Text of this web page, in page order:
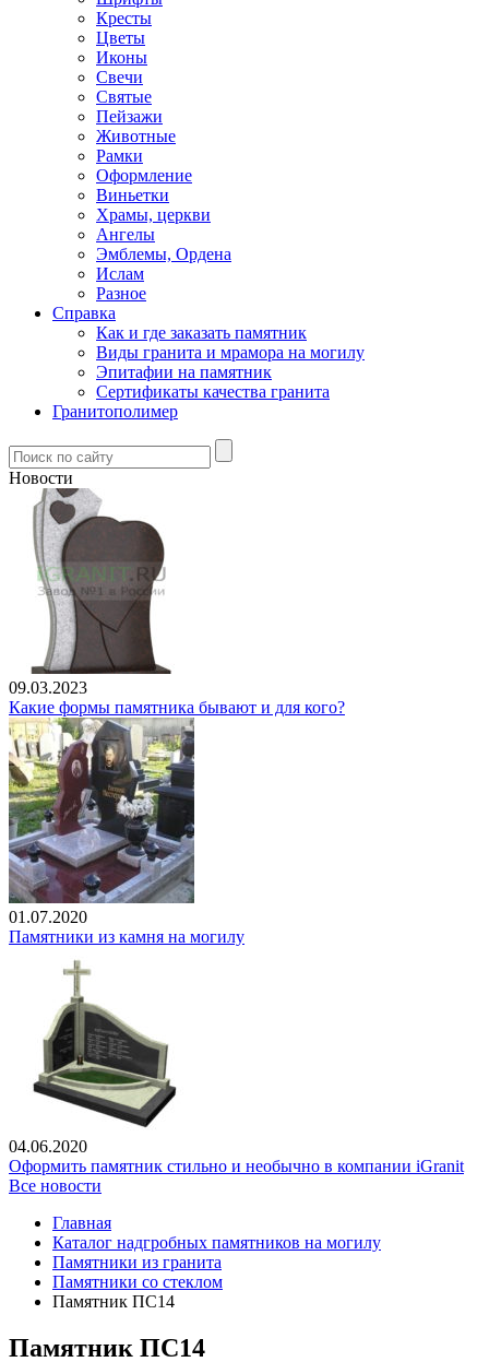
Кресты
Цветы
Иконы
Свечи
Святые
Пейзажи
Животные
Рамки
Оформление
Виньетки
Храмы, церкви
Ангелы
Эмблемы, Ордена
Ислам
Разное
Справка
Как и где заказать памятник
Виды гранита и мрамора на могилу
Эпитафии на памятник
Сертификаты качества гранита
Гранитополимер
Новости
09.03.2023
Какие формы памятника бывают и для кого?
01.07.2020
Памятники из камня на могилу
04.06.2020
Оформить памятник стильно и необычно в компании iGranit
Все новости
Главная
Каталог надгробных памятников на могилу
Памятники из гранита
Памятники со стеклом
Памятник ПС14
Памятник ПС14